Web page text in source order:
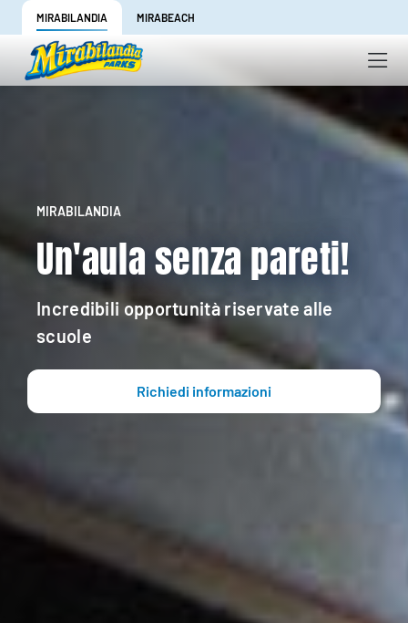
MIRABILANDIA MIRABEACH
MIRABILANDIA
Un'aula senza pareti!
Incredibili opportunità riservate alle
scuole
Richiedi informazioni